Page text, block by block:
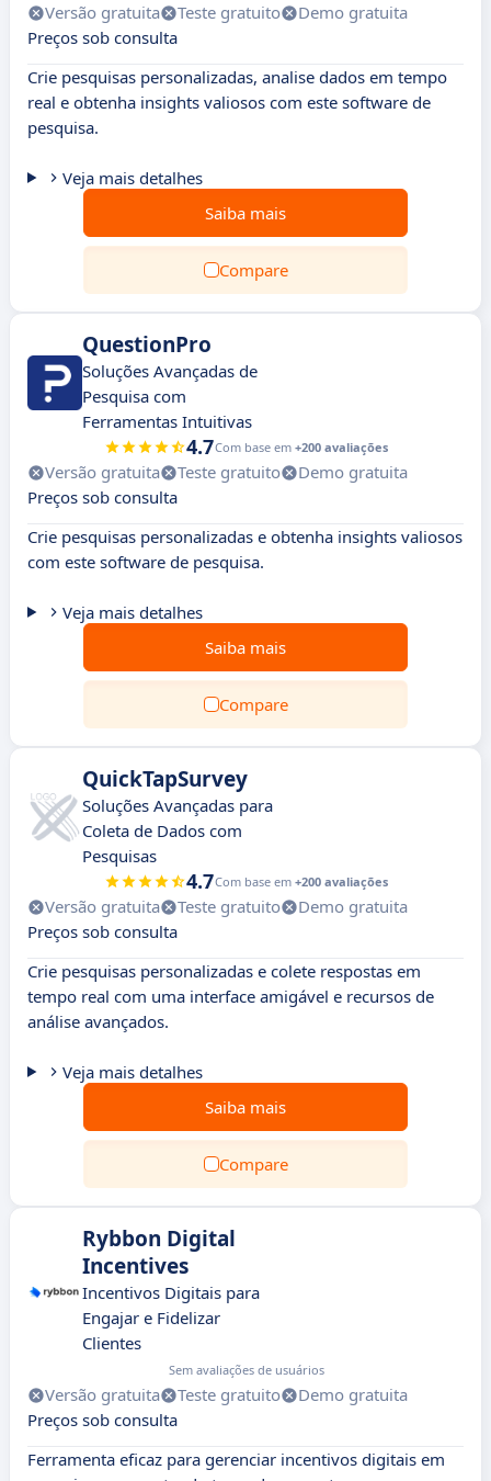
Versão gratuita Teste gratuito
Demo gratuita
Preços sob consulta
Crie pesquisas personalizadas, analise dados em tempo
real e obtenha insights valiosos com este software de
pesquisa.
Veja mais detalhes
Saiba mais
Compare
QuestionPro
Soluções Avançadas de
Pesquisa com
Ferramentas Intuitivas
4.7Com base em +200 avaliações
Versão gratuita Teste gratuito
Demo gratuita
Preços sob consulta
Crie pesquisas personalizadas e obtenha insights valiosos
com este software de pesquisa.
Veja mais detalhes
Saiba mais
Compare
QuickTapSurvey
Soluções Avançadas para
Coleta de Dados com
Pesquisas
4.7Com base em +200 avaliações
Versão gratuita Teste gratuito
Demo gratuita
Preços sob consulta
Crie pesquisas personalizadas e colete respostas em
tempo real com uma interface amigável e recursos de
análise avançados.
Veja mais detalhes
Saiba mais
Compare
Rybbon Digital
Incentives
Incentivos Digitais para
Engajar e Fidelizar
Clientes
Sem avaliações de usuários
Versão gratuita Teste gratuito
Demo gratuita
Preços sob consulta
Ferramenta eficaz para gerenciar incentivos digitais em